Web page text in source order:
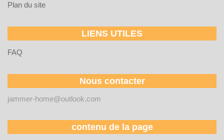
Plan du site
LIENS UTILES
FAQ
Nous contacter
jammer-home@outlook.com
contenu de la page